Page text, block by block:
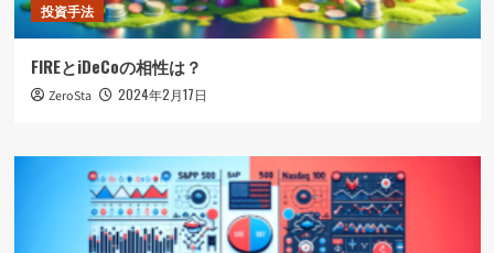
投資手法
FIREとiDeCoの相性は？
ZeroSta 2024年2月17日